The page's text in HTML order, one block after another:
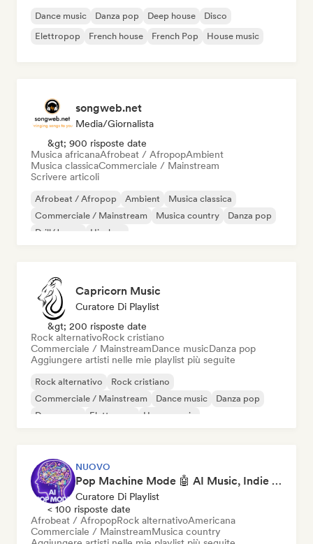
Dance music Danza pop Deep house
Disco
Elettropop
French house French Pop House music
songweb.net
Media/Giornalista
&gt; 900 risposte date
Musica africanaAfrobeat / AfropopAmbient
Musica classicaCommerciale / Mainstream
Scrivere articoli
Afrobeat / Afropop Ambient
Musica classica
Commerciale / Mainstream
Musica country
Danza pop
Drill/Jersey
Hip-hop
Capricorn Music
Curatore Di Playlist
&gt; 200 risposte date
Rock alternativoRock cristiano
Commerciale / MainstreamDance musicDanza pop
Aggiungere artisti nelle mie playlist più seguite
Rock alternativo
Rock cristiano
Commerciale / Mainstream
Dance music
Danza pop
Dream pop
Elettropop House music
NUOVO
Pop Machine Mode 🤖 AI Music, Indie Pop & Dream Pop
Curatore Di Playlist
< 100 risposte date
Afrobeat / AfropopRock alternativoAmericana
Commerciale / MainstreamMusica country